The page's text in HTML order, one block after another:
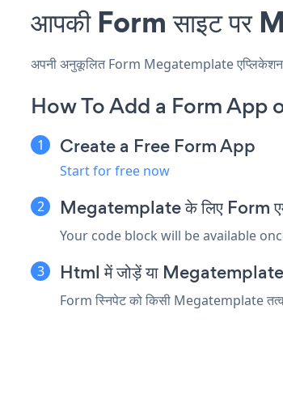
आपकी Form साइट पर
अपनी अनुकूलित Form Megatemplate एप्लिकेशन
How To Add a Form App
Create a Free Form App
Start for free now
Megatemplate के लिए Form
Your code block will be available
Html में जोड़ें या Megatemplate
Form स्निपेट को किसी Megatemplate